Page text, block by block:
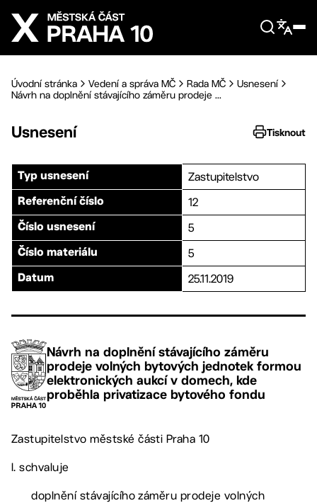
Přejít na hlavní obsah
Úvodní stránka Vedení a správa MČ Rada MČ
Usnesení
Návrh na doplnění stávajícího záměru prodeje ...
Usnesení Tisknout
Typ usnesení Zastupitelstvo
Referenční číslo 12
Číslo usnesení 5
Číslo materiálu 5
Datum 25.11.2019
Návrh na doplnění stávajícího záměru
prodeje volných bytových jednotek formou
elektronických aukcí v domech, kde
proběhla privatizace bytového fondu
Zastupitelstvo městské části Praha 10
I. schvaluje
doplnění stávajícího záměru prodeje volných